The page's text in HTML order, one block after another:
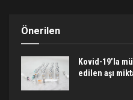
Önerilen
Kovid-19’la
edilen aşı